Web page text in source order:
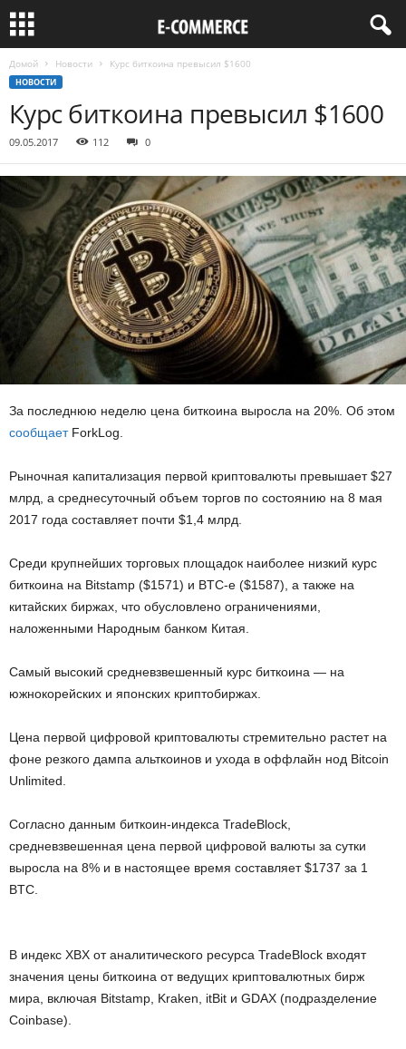
Домой Новости Курс биткоина превысил $1600
НОВОСТИ
Курс биткоина превысил $1600
09.05.2017 112 0
За последнюю неделю цена биткоина выросла на 20%. Об этом
сообщает ForkLog.
Рыночная капитализация первой криптовалюты превышает $27
млрд, а среднесуточный объем торгов по состоянию на 8 мая
2017 года составляет почти $1,4 млрд.
Среди крупнейших торговых площадок наиболее низкий курс
биткоина на Bitstamp ($1571) и BTC-e ($1587), а также на
китайских биржах, что обусловлено ограничениями,
наложенными Народным банком Китая.
Самый высокий средневзвешенный курс биткоина — на
южнокорейских и японских криптобиржах.
Цена первой цифровой криптовалюты стремительно растет на
фоне резкого дампа альткоинов и ухода в оффлайн нод Bitcoin
Unlimited.
Согласно данным биткоин-индекса TradeBlock,
средневзвешенная цена первой цифровой валюты за сутки
выросла на 8% и в настоящее время составляет $1737 за 1
BTC.
В индекс XBX от аналитического ресурса TradeBlock входят
значения цены биткоина от ведущих криптовалютных бирж
мира, включая Bitstamp, Kraken, itBit и GDAX (подразделение
Coinbase).